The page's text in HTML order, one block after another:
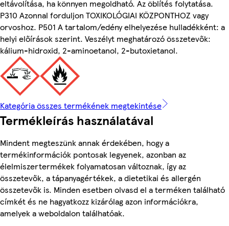
eltávolítása, ha könnyen megoldható. Az öblítés folytatása.
P310 Azonnal forduljon TOXIKOLÓGIAI KÖZPONTHOZ vagy
orvoshoz. P501 A tartalom/edény elhelyezése hulladékként: a
helyi előírások szerint. Veszélyt meghatározó összetevők:
kálium-hidroxid, 2-aminoetanol, 2-butoxietanol.
Kategória összes termékének megtekintése
Termékleírás használatával
Mindent megteszünk annak érdekében, hogy a
termékinformációk pontosak legyenek, azonban az
élelmiszertermékek folyamatosan változnak, így az
összetevők, a tápanyagértékek, a dietetikai és allergén
összetevők is. Minden esetben olvasd el a terméken található
címkét és ne hagyatkozz kizárólag azon információkra,
amelyek a weboldalon találhatóak.